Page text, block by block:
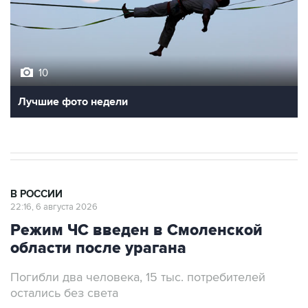
10
Лучшие фото недели
В РОССИИ
22:16, 6 августа 2026
Режим ЧС введен в Смоленской
области после урагана
Погибли два человека, 15 тыс. потребителей
остались без света